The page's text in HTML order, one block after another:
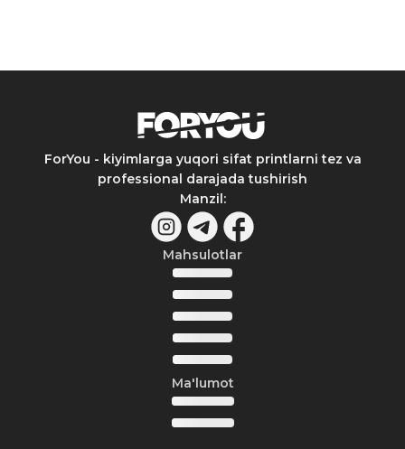
ForYou - kiyimlarga yuqori sifat printlarni tez va
professional darajada tushirish
Manzil:
Mahsulotlar
Ma'lumot